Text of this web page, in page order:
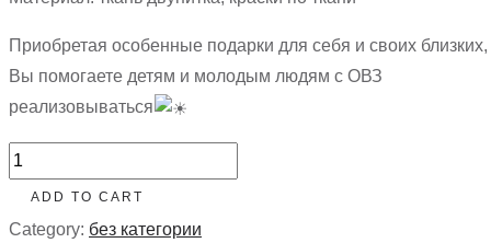
Приобретая особенные подарки для себя и своих близких,
Вы помогаете детям и молодым людям с ОВЗ
реализовываться
Сумка
ADD TO CART
Category: без категории